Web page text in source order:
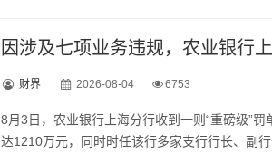
因涉及七项业务违规，农业银行
财界 2026-08-04 6753
8月3日，农业银行上海分行收到一则“重磅级”
达1210万元，同时时任该行多家支行行长、副